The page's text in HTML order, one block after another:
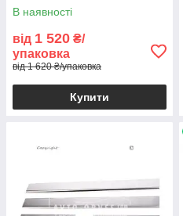
В наявності
від 1 520 ₴/
упаковка
від 1 620 ₴/упаковка
Купити